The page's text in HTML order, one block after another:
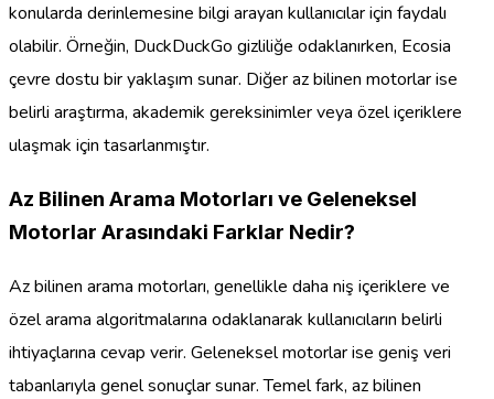
konularda derinlemesine bilgi arayan kullanıcılar için faydalı
olabilir. Örneğin, DuckDuckGo gizliliğe odaklanırken, Ecosia
çevre dostu bir yaklaşım sunar. Diğer az bilinen motorlar ise
belirli araştırma, akademik gereksinimler veya özel içeriklere
ulaşmak için tasarlanmıştır.
Az Bilinen Arama Motorları ve Geleneksel
Motorlar Arasındaki Farklar Nedir?
Az bilinen arama motorları, genellikle daha niş içeriklere ve
özel arama algoritmalarına odaklanarak kullanıcıların belirli
ihtiyaçlarına cevap verir. Geleneksel motorlar ise geniş veri
tabanlarıyla genel sonuçlar sunar. Temel fark, az bilinen